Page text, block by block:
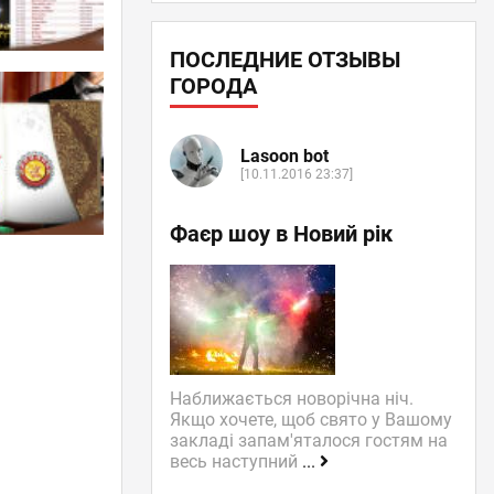
ПОСЛЕДНИЕ ОТЗЫВЫ
ГОРОДА
Lasoon bot
[10.11.2016 23:37]
Фаєр шоу в Новий рік
Наближається новорічна ніч.
Якщо хочете, щоб свято у Вашому
закладі запам'яталося гостям на
весь наступний ...